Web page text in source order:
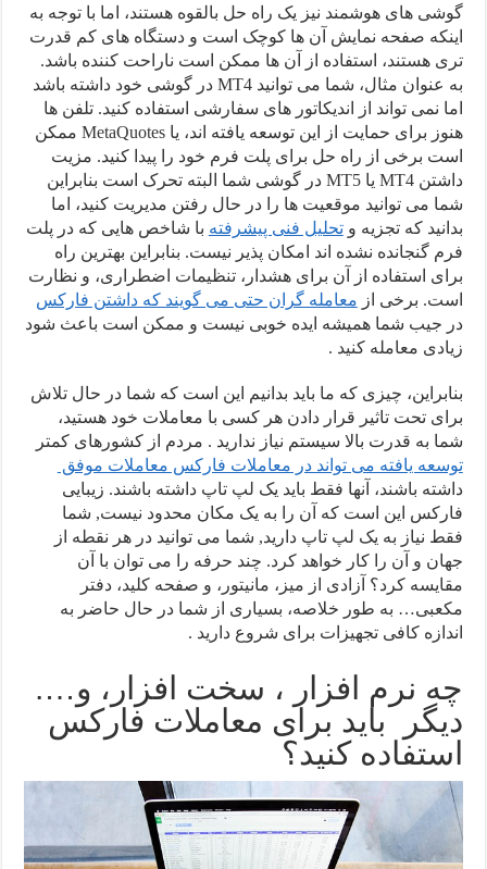
گوشی های هوشمند نیز یک راه حل بالقوه هستند، اما با توجه به
اینکه صفحه نمایش آن ها کوچک است و دستگاه های کم قدرت
تری هستند، استفاده از آن ها ممکن است ناراحت کننده باشد.
به عنوان مثال، شما می توانید MT4 در گوشی خود داشته باشد
اما نمی تواند از اندیکاتور های سفارشی استفاده کنید. تلفن ها
هنوز برای حمایت از این توسعه یافته اند، یا MetaQuotes ممکن
است برخی از راه حل برای پلت فرم خود را پیدا کنید. مزیت
داشتن MT4 یا MT5 در گوشی شما البته تحرک است بنابراین
شما می توانید موقعیت ها را در حال رفتن مدیریت کنید، اما
بدانید که تجزیه وتحلیل فنی پیشرفته با شاخص هایی که در پلت
فرم گنجانده نشده اند امکان پذیر نیست. بنابراین بهترین راه
برای استفاده از آن برای هشدار، تنظیمات اضطراری، و نظارت
است. برخی از معامله گران حتی می گویند که داشتن فارکس
در جیب شما همیشه ایده خوبی نیست و ممکن است باعث شود
زیادی معامله کنید .
بنابراین، چیزی که ما باید بدانیم این است که شما در حال تلاش
برای تحت تاثیر قرار دادن هر کسی با معاملات خود هستید،
شما به قدرت بالا سیستم نیاز ندارید . مردم از کشورهای کمتر
توسعه یافته می تواند در معاملات فارکس معاملات موفق
داشته باشند، آنها فقط باید یک لپ تاپ داشته باشند. زیبایی
فارکس این است که آن را به یک مکان محدود نیست, شما
فقط نیاز به یک لپ تاپ دارید, شما می توانید در هر نقطه از
جهان و آن را کار خواهد کرد. چند حرفه را می توان با آن
مقایسه کرد؟ آزادی از میز، مانیتور، و صفحه کلید، دفتر
مکعبی… به طور خلاصه، بسیاری از شما در حال حاضر به
اندازه کافی تجهیزات برای شروع دارید .
چه نرم افزار ، سخت افزار، و….
دیگر باید برای معاملات فارکس
استفاده کنید؟